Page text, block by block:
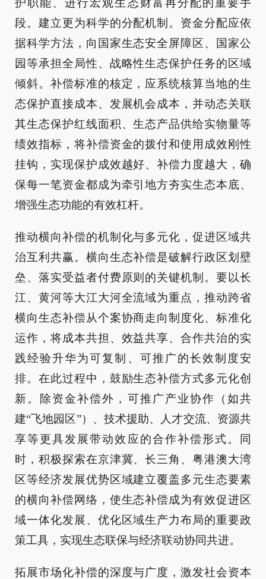
护职能、进行宏观生态财富再分配的重要手
段。建立更为科学的分配机制。资金分配应依
据科学方法，向国家生态安全屏障区、国家公
园等承担全局性、战略性生态保护任务的区域
倾斜。补偿标准的核定，应系统核算当地的生
态保护直接成本、发展机会成本，并动态关联
其生态保护红线面积、生态产品供给实物量等
绩效指标，将补偿资金的拨付和使用成效刚性
挂钩，实现保护成效越好、补偿力度越大，确
保每一笔资金都成为牵引地方夯实生态本底、
增强生态功能的有效杠杆。
推动横向补偿的机制化与多元化，促进区域共
治互利共赢。横向生态补偿是破解行政区划壁
垒、落实受益者付费原则的关键机制。要以长
江、黄河等大江大河全流域为重点，推动跨省
横向生态补偿从个案协商走向制度化、标准化
运作，将成本共担、效益共享、合作共治的实
践经验升华为可复制、可推广的长效制度安
排。在此过程中，鼓励生态补偿方式多元化创
新。除资金补偿外，可推广产业协作（如共
建“飞地园区”）、技术援助、人才交流、资源共
享等更具发展带动效应的合作补偿形式。同
时，积极探索在京津冀、长三角、粤港澳大湾
区等经济发展优势区域建立覆盖多元生态要素
的横向补偿网络，使生态补偿成为有效促进区
域一体化发展、优化区域生产力布局的重要政
策工具，实现生态联保与经济联动协同共进。
拓展市场化补偿的深度与广度，激发社会资本